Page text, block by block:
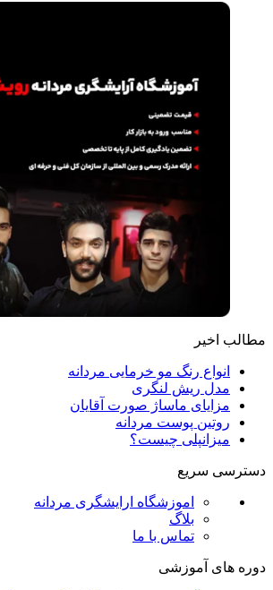
مطالب اخیر
انواع رنگ مو خرمایی مردانه
مدل ریش لنگری
مزایای ماساژ صورت آقایان
روتین پوست مردانه
میزانپلی چیست؟
دسترسی سریع
اموزشگاه ارایشگری مردانه
بلاگ
تماس با ما
دوره های آموزشی